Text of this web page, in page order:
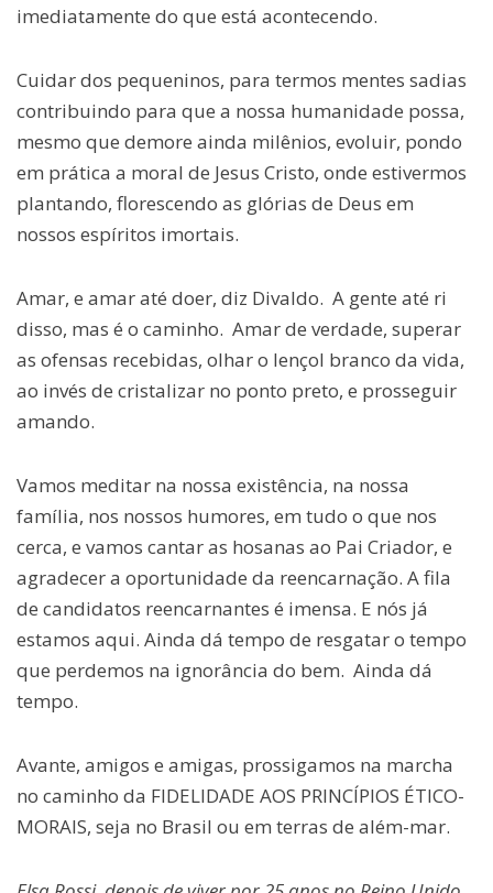
imediatamente do que está acontecendo.
Cuidar dos pequeninos, para termos mentes sadias
contribuindo para que a nossa humanidade possa,
mesmo que demore ainda milênios, evoluir, pondo
em prática a moral de Jesus Cristo, onde estivermos
plantando, florescendo as glórias de Deus em
nossos espíritos imortais.
Amar, e amar até doer, diz Divaldo. A gente até ri
disso, mas é o caminho. Amar de verdade, superar
as ofensas recebidas, olhar o lençol branco da vida,
ao invés de cristalizar no ponto preto, e prosseguir
amando.
Vamos meditar na nossa existência, na nossa
família, nos nossos humores, em tudo o que nos
cerca, e vamos cantar as hosanas ao Pai Criador, e
agradecer a oportunidade da reencarnação. A fila
de candidatos reencarnantes é imensa. E nós já
estamos aqui. Ainda dá tempo de resgatar o tempo
que perdemos na ignorância do bem. Ainda dá
tempo.
Avante, amigos e amigas, prossigamos na marcha
no caminho da FIDELIDADE AOS PRINCÍPIOS ÉTICO-
MORAIS, seja no Brasil ou em terras de além-mar.